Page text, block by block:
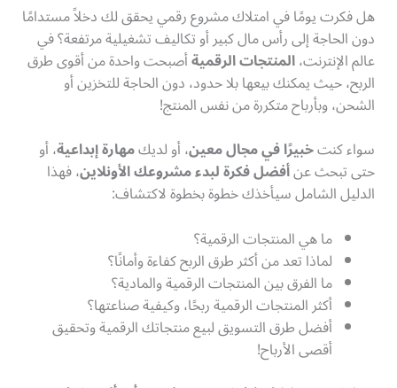
هل فكرت يومًا في امتلاك مشروع رقمي يحقق لك دخلاً مستدامًا
دون الحاجة إلى رأس مال كبير أو تكاليف تشغيلية مرتفعة؟ في
عالم الإنترنت،المنتجات الرقميةأصبحت واحدة من أقوى طرق
الربح، حيث يمكنك بيعها بلا حدود، دون الحاجة للتخزين أو
الشحن، وبأرباح متكررة من نفس المنتج!
سواء كنتخبيرًا في مجال معين، أو لديكمهارة إبداعية، أو
حتى تبحث عنأفضل فكرة لبدء مشروعك الأونلاين، فهذا
الدليل الشامل سيأخذك خطوة بخطوة لاكتشاف:
ما هي المنتجات الرقمية؟
لماذا تعد من أكثر طرق الربح كفاءة وأمانًا؟
ما الفرق بين المنتجات الرقمية والمادية؟
أكثر المنتجات الرقمية ربحًا، وكيفية صناعتها؟
أفضل طرق التسويق لبيع منتجاتك الرقمية وتحقيق
أقصى الأرباح!